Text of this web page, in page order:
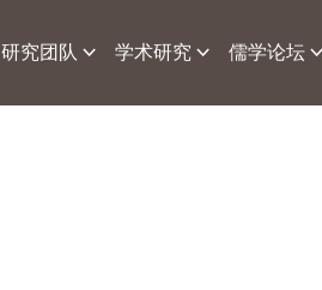
研究团队 学术研究 儒学论坛